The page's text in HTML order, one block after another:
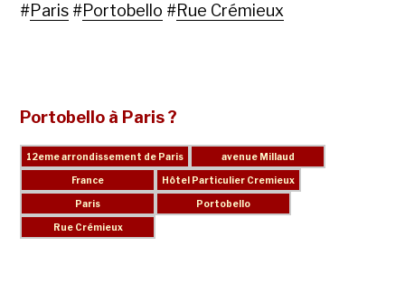
#Paris #Portobello #Rue Crémieux
Portobello à Paris ?